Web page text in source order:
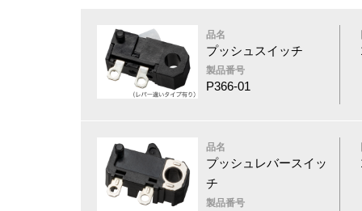
品名
プッシュスイッチ
製品番号
P366-01
品名
プッシュレバースイッ
チ
製品番号